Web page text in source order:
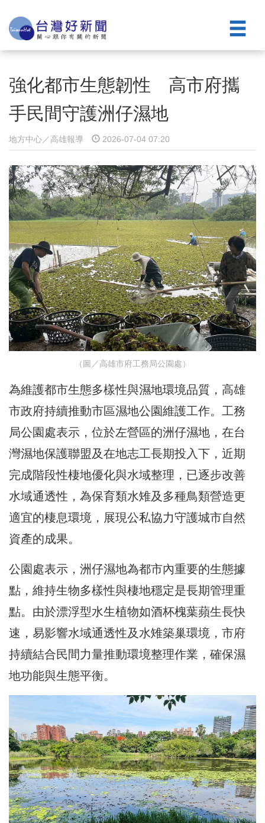
強化都市生態韌性 高市府攜
手民間守護洲仔濕地
地方中心／高雄報導 2026-07-04 07:20
（圖／高雄市府工務局公園處）
為維護都市生態多樣性與濕地環境品質，高雄
市政府持續推動市區濕地公園維護工作。工務
局公園處表示，位於左營區的洲仔濕地，在台
灣濕地保護聯盟及在地志工長期投入下，近期
完成階段性棲地優化與水域整理，已逐步改善
水域通透性，為保育類水雉及多種鳥類營造更
適宜的棲息環境，展現公私協力守護城市自然
資產的成果。
公園處表示，洲仔濕地為都市內重要的生態據
點，維持生物多樣性與棲地穩定是長期管理重
點。由於漂浮型水生植物如酒杯槐葉蘋生長快
速，易影響水域通透性及水雉築巢環境，市府
持續結合民間力量推動環境整理作業，確保濕
地功能與生態平衡。